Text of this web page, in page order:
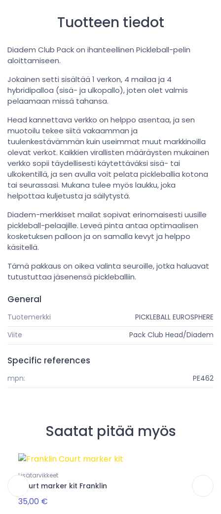
Tuotteen tiedot
Diadem Club Pack on ihanteellinen Pickleball-pelin
aloittamiseen.
Jokainen setti sisältää 1 verkon, 4 mailaa ja 4
hybridipalloa (sisä- ja ulkopallo), joten olet valmis
pelaamaan missä tahansa.
Head kannettava verkko on helppo asentaa, ja sen
muotoilu tekee siitä vakaamman ja
tuulenkestävämmän kuin useimmat muut markkinoilla
olevat verkot. Kaikkien virallisten määräysten mukainen
verkko sopii täydellisesti käytettäväksi sisä- tai
ulkokentillä, ja sen avulla voit pelata pickleballia kotona
tai seurassasi. Mukana tulee myös laukku, joka
helpottaa kuljetusta ja säilytystä.
Diadem-merkkiset mailat sopivat erinomaisesti uusille
pickleball-pelaajille. Leveä pinta antaa optimaalisen
kosketuksen palloon ja on samalla kevyt ja helppo
käsitellä.
Tämä pakkaus on oikea valinta seuroille, jotka haluavat
tutustuttaa jäsenensä pickleballiin.
General
Tuotemerkki
PICKLEBALL EUROSPHERE
Viite
Pack Club Head/Diadem
Specific references
mpn: PE462
Saatat pitää myös
Lisätarvikkeet
Court marker kit Franklin
35,00 €